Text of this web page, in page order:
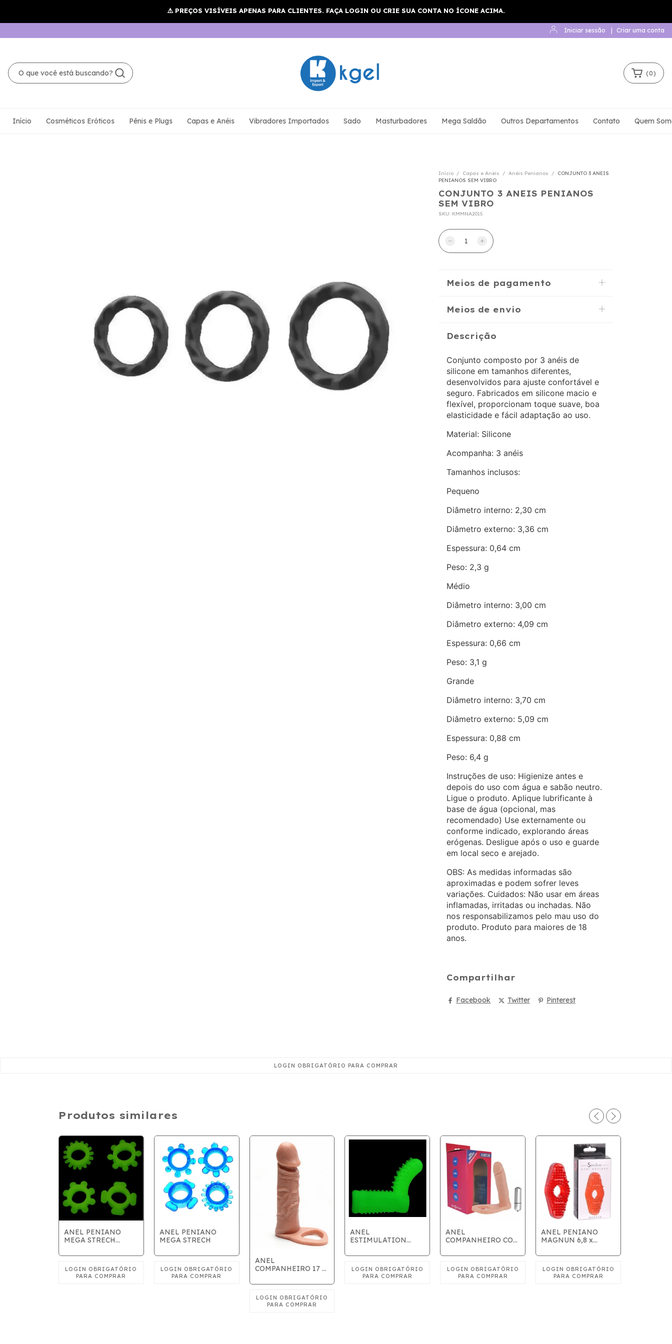
Iniciar sessão Criar uma conta
(0)
Início Cosméticos Eróticos Pênis e Plugs Capas e Anéis Vibradores Importados Sado Masturbadores Mega Saldão Outros Departamentos Contato Quem
Início / Capas e Anéis / Anéis Penianos /
CONJUNTO 3 ANEIS
PENIANOS SEM VIBRO
CONJUNTO 3 ANEIS PENIANOS
SEM VIBRO
SKU: KMMNA2015
Meios de pagamento
Meios de envio
Descrição
Conjunto composto por 3 anéis de
silicone em tamanhos diferentes,
desenvolvidos para ajuste confortável e
seguro. Fabricados em silicone macio e
flexível, proporcionam toque suave, boa
elasticidade e fácil adaptação ao uso.
Material: Silicone
Acompanha: 3 anéis
Tamanhos inclusos:
Pequeno
Diâmetro interno: 2,30 cm
Diâmetro externo: 3,36 cm
Espessura: 0,64 cm
Peso: 2,3 g
Médio
Diâmetro interno: 3,00 cm
Diâmetro externo: 4,09 cm
Espessura: 0,66 cm
Peso: 3,1 g
Grande
Diâmetro interno: 3,70 cm
Diâmetro externo: 5,09 cm
Espessura: 0,88 cm
Peso: 6,4 g
Instruções de uso: Higienize antes e
depois do uso com água e sabão neutro.
Ligue o produto. Aplique lubrificante à
base de água (opcional, mas
recomendado) Use externamente ou
conforme indicado, explorando áreas
erógenas. Desligue após o uso e guarde
em local seco e arejado.
OBS: As medidas informadas são
aproximadas e podem sofrer leves
variações. Cuidados: Não usar em áreas
inflamadas, irritadas ou inchadas. Não
nos responsabilizamos pelo mau uso do
produto. Produto para maiores de 18
anos.
Compartilhar
Facebook Twitter Pinterest
Produtos similares
ANEL PENIANO
MEGA STRECH
ANEL PENIANO
MEGA STRECH
ANEL
COMPANHEIRO 17 x
ANEL
ESTIMULATION
ANEL
COMPANHEIRO COM
ANEL PENIANO
MAGNUN 6,8 x